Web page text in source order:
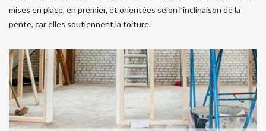
mises en place, en premier, et orientées selon l’inclinaison de la
pente, car elles soutiennent la toiture.